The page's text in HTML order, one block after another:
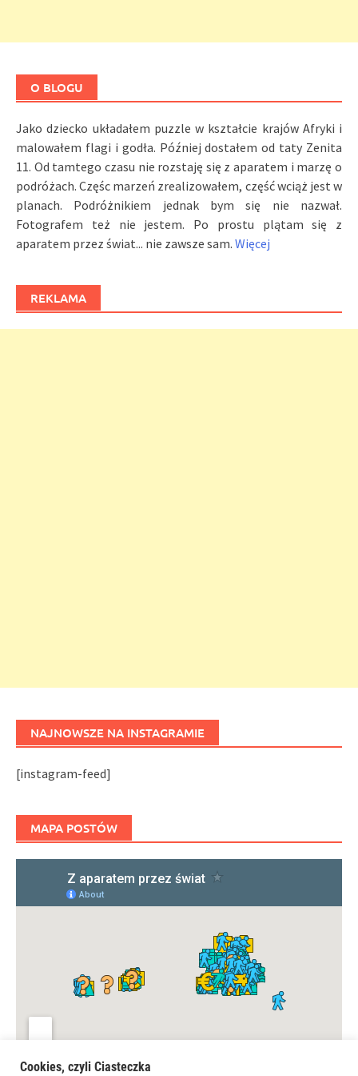
O BLOGU
Jako dziecko układałem puzzle w kształcie krajów Afryki i
malowałem flagi i godła. Później dostałem od taty Zenita
11. Od tamtego czasu nie rozstaję się z aparatem i marzę o
podróżach. Częśc marzeń zrealizowałem, część wciąż jest w
planach. Podróżnikiem jednak bym się nie nazwał.
Fotografem też nie jestem. Po prostu plątam się z
aparatem przez świat... nie zawsze sam. Więcej
REKLAMA
NAJNOWSZE NA INSTAGRAMIE
[instagram-feed]
MAPA POSTÓW
Cookies, czyli Ciasteczka